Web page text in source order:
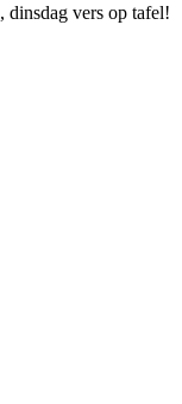
, dinsdag vers op tafel!